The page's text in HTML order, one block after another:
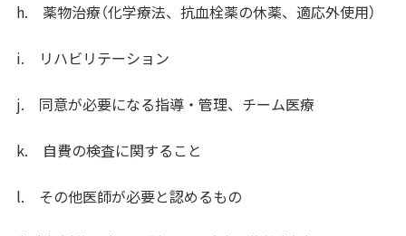
h. 薬物治療（化学療法、抗血栓薬の休薬、適応外使用）
i. リハビリテーション
j. 同意が必要になる指導・管理、チーム医療
k. 自費の検査に関すること
l. その他医師が必要と認めるもの